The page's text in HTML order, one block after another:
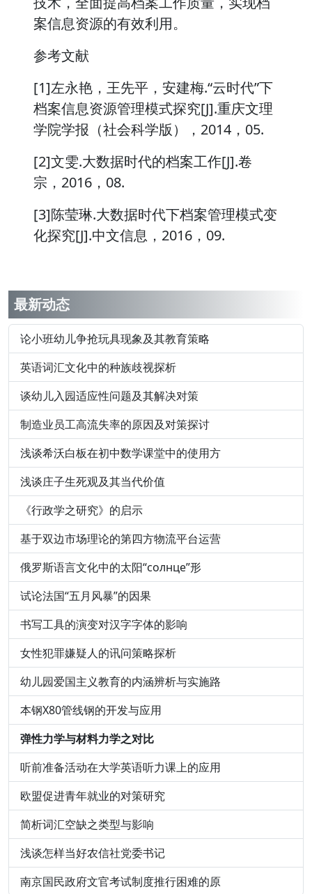
案信息资源的有效利用。
参考文献
[1]左永艳，王先平，安建梅.“云时代”下
档案信息资源管理模式探究[J].重庆文理
学院学报（社会科学版），2014，05.
[2]文雯.大数据时代的档案工作[J].卷
宗，2016，08.
[3]陈莹琳.大数据时代下档案管理模式变
化探究[J].中文信息，2016，09.
最新动态
论小班幼儿争抢玩具现象及其教育策略
英语词汇文化中的种族歧视探析
谈幼儿入园适应性问题及其解决对策
制造业员工高流失率的原因及对策探讨
浅谈希沃白板在初中数学课堂中的使用方
浅谈庄子生死观及其当代价值
《行政学之研究》的启示
基于双边市场理论的第四方物流平台运营
俄罗斯语言文化中的太阳“солнце”形
试论法国“五月风暴”的因果
书写工具的演变对汉字字体的影响
女性犯罪嫌疑人的讯问策略探析
幼儿园爱国主义教育的内涵辨析与实施路
本钢X80管线钢的开发与应用
弹性力学与材料力学之对比
听前准备活动在大学英语听力课上的应用
欧盟促进青年就业的对策研究
简析词汇空缺之类型与影响
浅谈怎样当好农信社党委书记
南京国民政府文官考试制度推行困难的原